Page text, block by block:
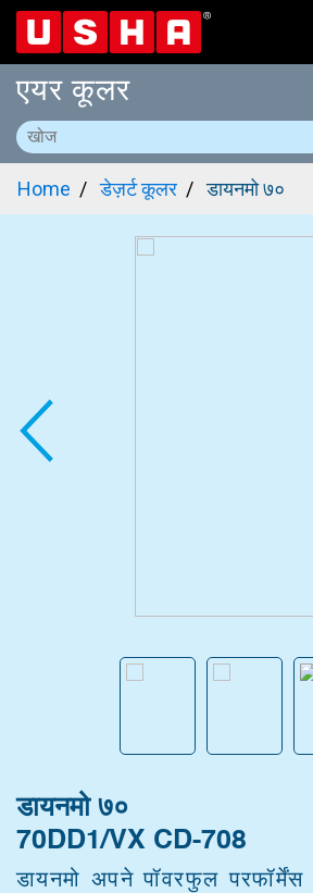
Skip
content
एयर कूलर
Home डेज़र्ट कूलर डायनमो ७०
डायनमो ७०
70DD1/VX CD-708
डायनमो अपने पॉवरफुल